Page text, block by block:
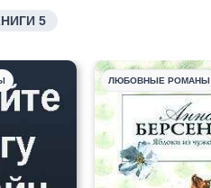
5
ЛЮБОВНЫЕ РОМАНЫ